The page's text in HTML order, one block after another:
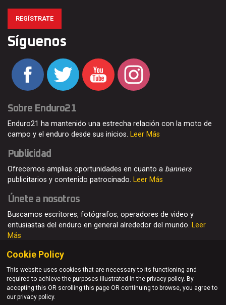
REGÍSTRATE
Síguenos
Sobre Enduro21
Enduro21 ha mantenido una estrecha relación con la moto de
campo y el enduro desde sus inicios. Leer Más
Publicidad
Ofrecemos amplias oportunidades en cuanto a banners
publicitarios y contenido patrocinado. Leer Más
Únete a nosotros
Buscamos escritores, fotógrafos, operadores de video y
entusiastas del enduro en general alrededor del mundo. Leer
Más
© Enduro21 / Future7Media Limited. Todos los derechos
reservados
Cookie Policy
This website uses cookies that are necessary to its functioning and
required to achieve the purposes illustrated in the privacy policy. By
accepting this OR scrolling this page OR continuing to browse, you agree to
our privacy policy.